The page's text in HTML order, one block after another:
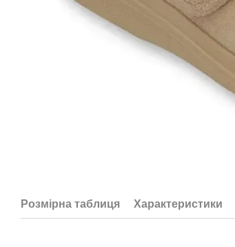
Розмірна таблиця Характеристики